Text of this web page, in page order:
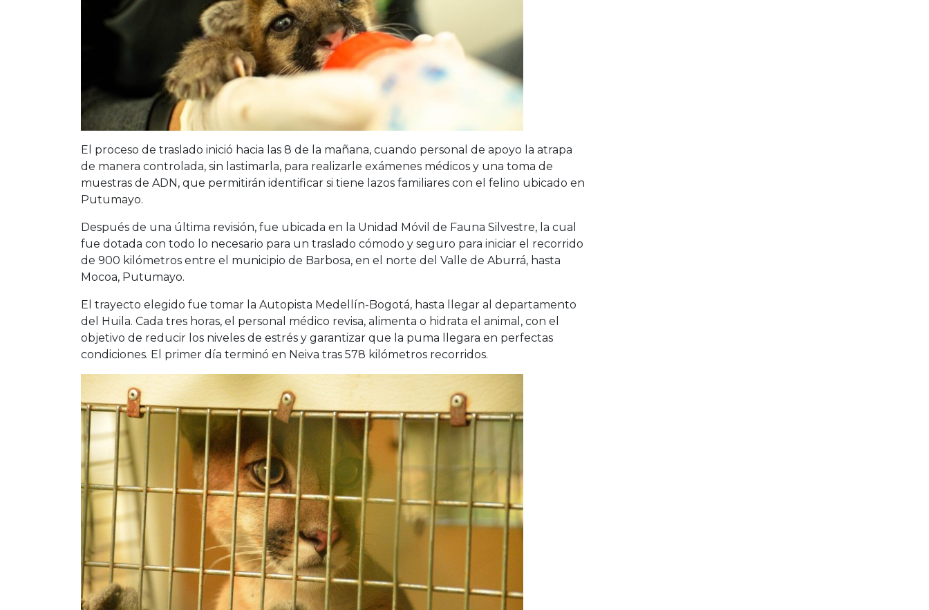
El proceso de traslado inició hacia las 8 de la mañana, cuando personal de apoyo la atrapa
de manera controlada, sin lastimarla, para realizarle exámenes médicos y una toma de
muestras de ADN, que permitirán identificar si tiene lazos familiares con el felino ubicado en
Después de una última revisión, fue ubicada en la Unidad Móvil de Fauna Silvestre, la cual
fue dotada con todo lo necesario para un traslado cómodo y seguro para iniciar el recorrido
de 900 kilómetros entre el municipio de Barbosa, en el norte del Valle de Aburrá, hasta
El trayecto elegido fue tomar la Autopista Medellín-Bogotá, hasta llegar al departamento
del Huila. Cada tres horas, el personal médico revisa, alimenta o hidrata el animal, con el
objetivo de reducir los niveles de estrés y garantizar que la puma llegara en perfectas